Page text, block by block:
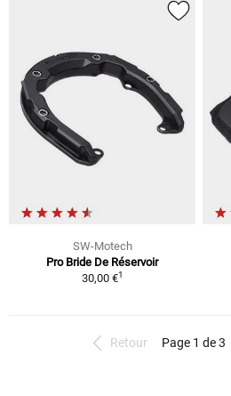
SW-Motech
Pro Bride De Réservoir
30,00 €1
Retour Page 1 de 3